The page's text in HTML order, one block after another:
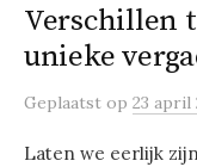
Verschillen
unieke
Geplaatst op 23 april
Laten we eerlijk